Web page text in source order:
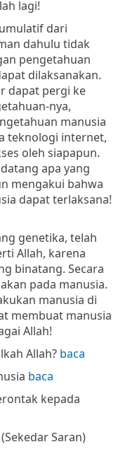
lagi!
dari
dahulu tidak
pengetahuan
dilaksanakan.
dapat pergi ke
nya,
manusia
teknologi internet,
oleh siapapun.
apa yang
mengakui bahwa
dapat terlaksana!
genetika, telah
Allah, karena
binatang. Secara
pada manusia.
manusia di
membuat manusia
Allah!
Allah? baca
baca
kepada
Saran)